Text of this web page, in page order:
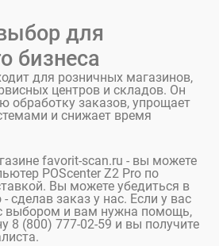
для
бизнеса
для розничных магазинов,
центров и складов. Он
обработку заказов, упрощает
и снижает время
favorit-scan.ru - вы можете
POScenter Z2 Pro по
Вы можете убедиться в
сделав заказ у нас. Если у вас
выбором и вам нужна помощь,
8 (800) 777-02-59 и вы получите